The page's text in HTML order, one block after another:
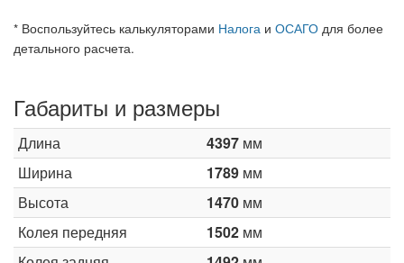
* Воспользуйтесь калькуляторами Налога и ОСАГО для более
детального расчета.
Габариты и размеры
Длина 4397 мм
Ширина
1789 мм
Высота
1470 мм
Колея передняя
1502 мм